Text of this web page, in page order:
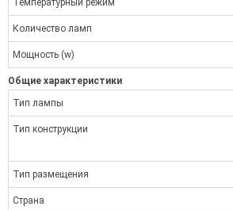
Температурный режим
Количество ламп
Мощность (w)
Общие характеристики
Тип лампы
Тип конструкции
Тип размещения
Страна